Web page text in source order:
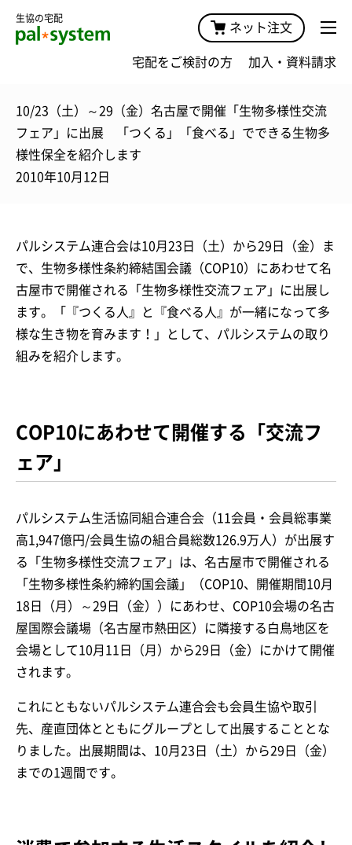
生協の宅配
ネット注文
宅配をご検討の方 加入・資料請求
10/23（土）～29（金）名古屋で開催「生物多様性交流
フェア」に出展 「つくる」「食べる」でできる生物多
様性保全を紹介します
2010年10月12日
パルシステム連合会は10月23日（土）から29日（金）ま
で、生物多様性条約締結国会議（COP10）にあわせて名
古屋市で開催される「生物多様性交流フェア」に出展し
ます。「『つくる人』と『食べる人』が一緒になって多
様な生き物を育みます！」として、パルシステムの取り
組みを紹介します。
COP10にあわせて開催する「交流フ
ェア」
パルシステム生活協同組合連合会（11会員・会員総事業
高1,947億円/会員生協の組合員総数126.9万人）が出展す
る「生物多様性交流フェア」は、名古屋市で開催される
「生物多様性条約締約国会議」（COP10、開催期間10月
18日（月）～29日（金））にあわせ、COP10会場の名古
屋国際会議場（名古屋市熱田区）に隣接する白鳥地区を
会場として10月11日（月）から29日（金）にかけて開催
されます。
これにともないパルシステム連合会も会員生協や取引
先、産直団体とともにグループとして出展することとな
りました。出展期間は、10月23日（土）から29日（金）
までの1週間です。